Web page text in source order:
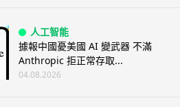
人工智能
據報中國憂美國 AI 變武器 不滿
Anthropic 拒正常存取...
04.08.2026